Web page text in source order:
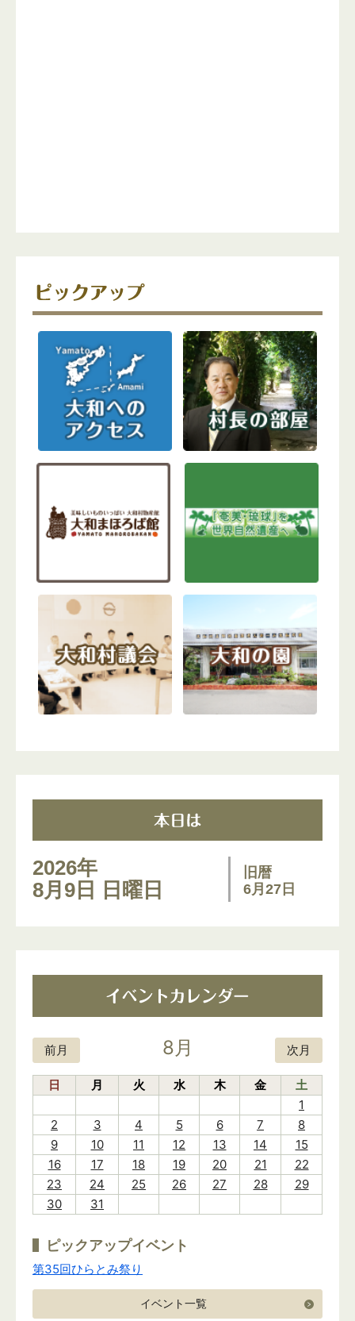
2026年
8月 9 日 日曜日
旧暦
6月27日
前月 8月 次月
日 月 火 水 木 金
土
1
2
3 4 5 6 7
8
9
10 11 12 13 14
15
16
17 18 19 20 21
22
23
24 25 26 27 28
29
30
31
ピックアップイベント
第35回ひらとみ祭り
イベント一覧